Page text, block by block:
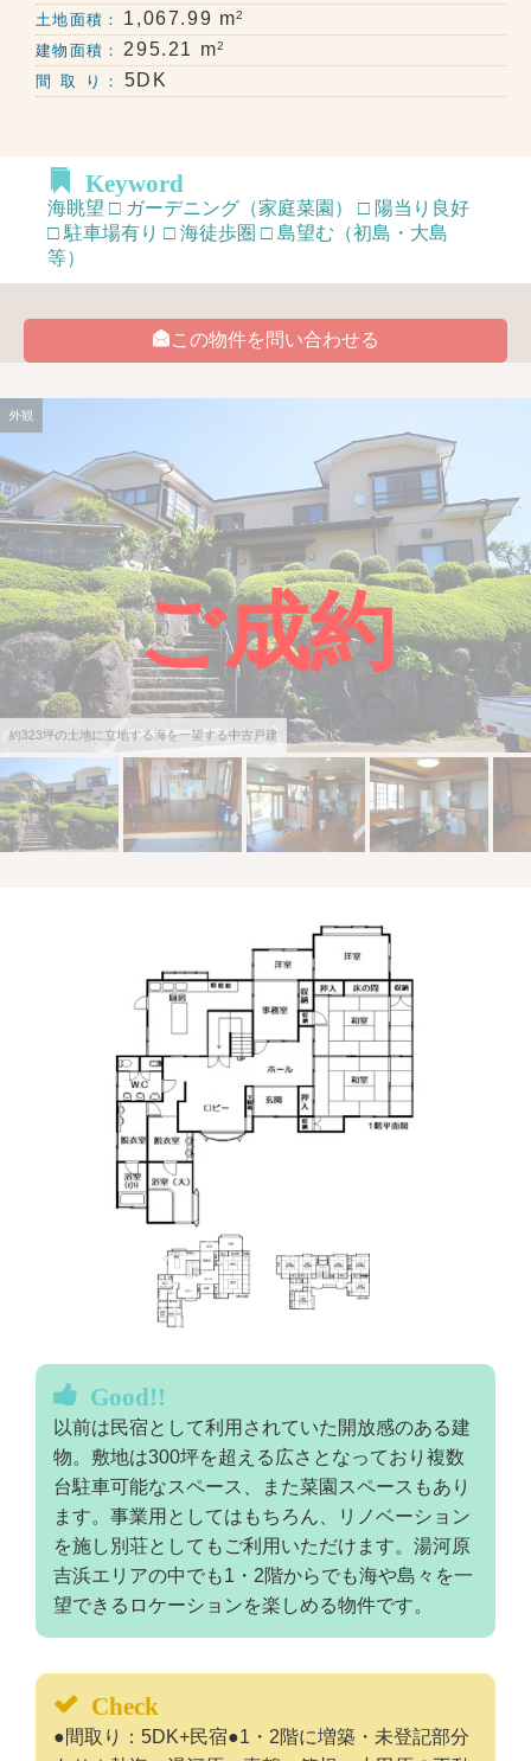
土地面積： 1,067.99 m2
建物面積： 295.21 m2
間 取 り： 5DK
Keyword
海眺望 □ ガーデニング（家庭菜園） □ 陽当り良好
□ 駐車場有り □ 海徒歩圏 □ 島望む（初島・大島
等）
この物件を問い合わせる
ご成約
外観
約323坪の土地に立地する海を一望する中古戸建
Good!!
以前は民宿として利用されていた開放感のある建
物。敷地は300坪を超える広さとなっており複数
台駐車可能なスペース、また菜園スペースもあり
ます。事業用としてはもちろん、リノベーション
を施し別荘としてもご利用いただけます。湯河原
吉浜エリアの中でも1・2階からでも海や島々を一
望できるロケーションを楽しめる物件です。
Check
●間取り：5DK+民宿●1・2階に増築・未登記部分